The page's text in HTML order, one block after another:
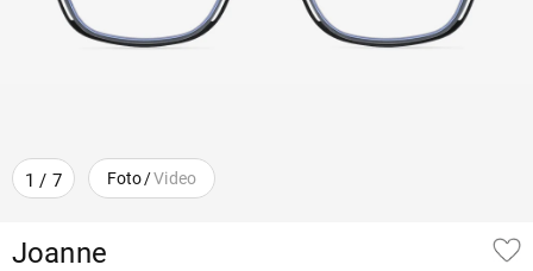
1 / 7 Foto/Video
Joanne